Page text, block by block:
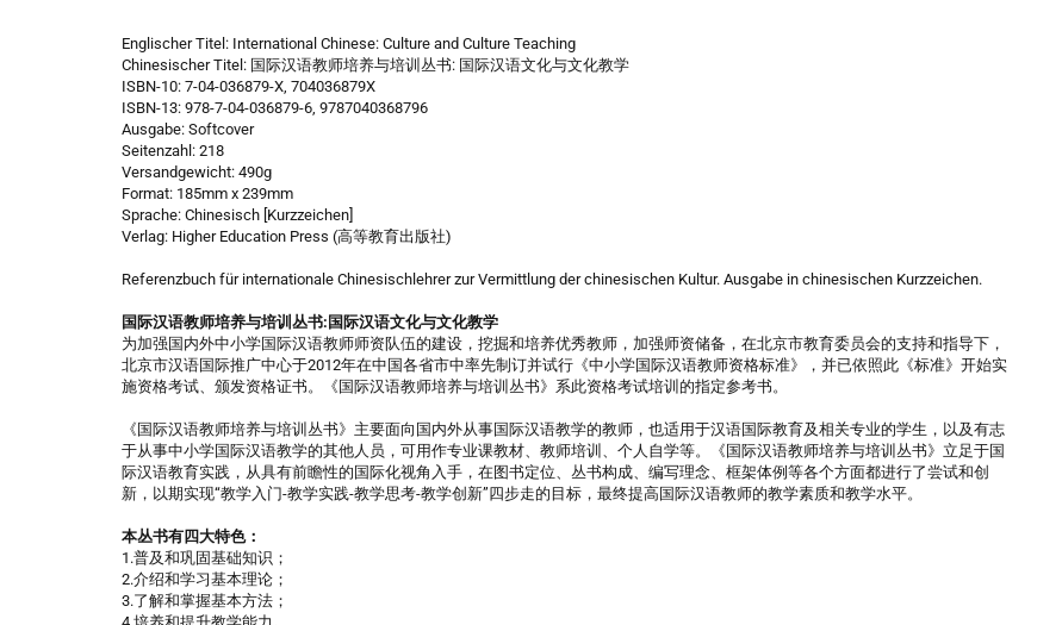
Englischer Titel: International Chinese: Culture and Culture Teaching
Chinesischer Titel: 国际汉语教师培养与培训丛书: 国际汉语文化与文化教学
ISBN-10: 7-04-036879-X, 704036879X
ISBN-13: 978-7-04-036879-6, 9787040368796
Ausgabe: Softcover
Seitenzahl: 218
Versandgewicht: 490g
Format: 185mm x 239mm
Sprache: Chinesisch [Kurzzeichen]
Verlag: Higher Education Press (高等教育出版社)
Referenzbuch für internationale Chinesischlehrer zur Vermittlung der chinesischen Kultur. Ausgabe in chinesischen Kurzzeichen.
国际汉语教师培养与培训丛书:国际汉语文化与文化教学
为加强国内外中小学国际汉语教师师资队伍的建设，挖掘和培养优秀教师，加强师资储备，在北京市教育委员会的支持和指导下，
北京市汉语国际推广中心于2012年在中国各省市中率先制订并试行《中小学国际汉语教师资格标准》，并已依照此《标准》开始实
施资格考试、颁发资格证书。《国际汉语教师培养与培训丛书》系此资格考试培训的指定参考书。
《国际汉语教师培养与培训丛书》主要面向国内外从事国际汉语教学的教师，也适用于汉语国际教育及相关专业的学生，以及有志
于从事中小学国际汉语教学的其他人员，可用作专业课教材、教师培训、个人自学等。《国际汉语教师培养与培训丛书》立足于国
际汉语教育实践，从具有前瞻性的国际化视角入手，在图书定位、丛书构成、编写理念、框架体例等各个方面都进行了尝试和创
新，以期实现“教学入门-教学实践-教学思考-教学创新”四步走的目标，最终提高国际汉语教师的教学素质和教学水平。
本丛书有四大特色：
1.普及和巩固基础知识；
2.介绍和学习基本理论；
3.了解和掌握基本方法；